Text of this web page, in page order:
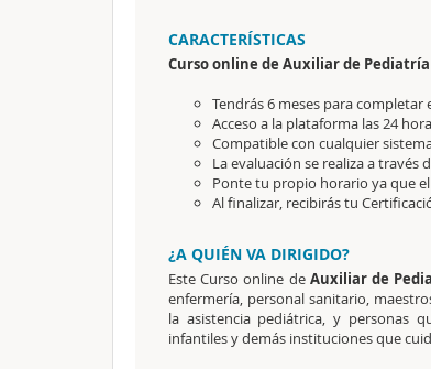
CARACTERÍSTICAS
Curso online de Auxiliar de
Tendrás 6 meses para completar
Acceso a la plataforma las 24
Compatible con cualquier
La evaluación se realiza a través
Ponte tu propio horario ya que
Al finalizar, recibirás tu
¿A QUIÉN VA DIRIGIDO?
Este Curso online de Auxiliar de
enfermería, personal sanitario,
la asistencia pediátrica, y personas
infantiles y demás instituciones que